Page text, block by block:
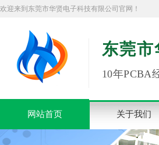
欢迎来到东莞市华贤电子科技有限公司官网！
东莞
10年PCBA
网站首页 关于我们